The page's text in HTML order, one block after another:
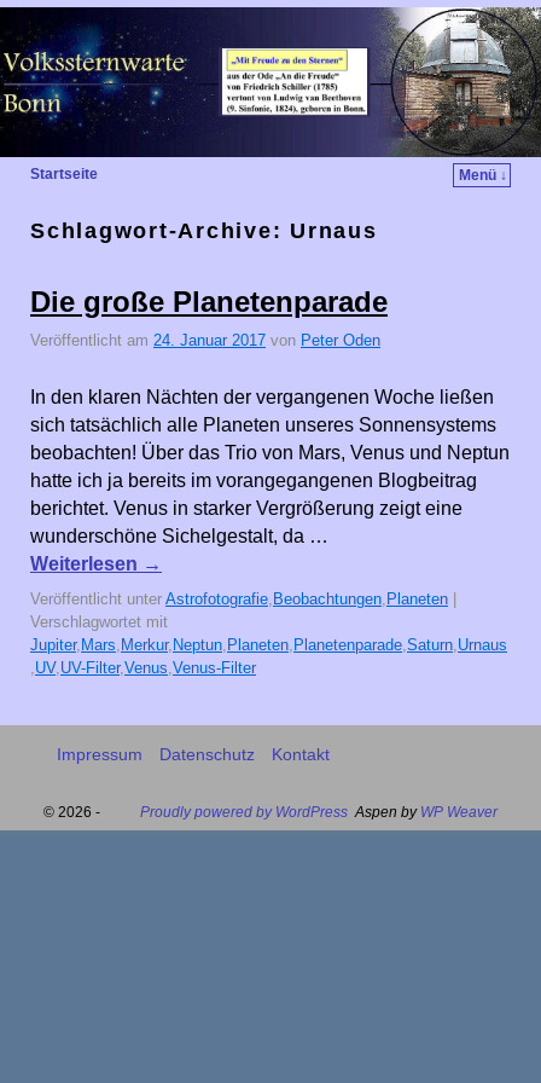
Startseite Menü ↓
Schlagwort-Archive: Urnaus
Die große Planetenparade
Veröffentlicht am 24. Januar 2017 von Peter Oden
In den klaren Nächten der vergangenen Woche ließen
sich tatsächlich alle Planeten unseres Sonnensystems
beobachten! Über das Trio von Mars, Venus und Neptun
hatte ich ja bereits im vorangegangenen Blogbeitrag
berichtet. Venus in starker Vergrößerung zeigt eine
wunderschöne Sichelgestalt, da …
Weiterlesen →
Veröffentlicht unter Astrofotografie, Beobachtungen, Planeten
Verschlagwortet mit
Jupiter, Mars, Merkur, Neptun, Planeten, Planetenparade,Saturn,Urnaus
,UV,UV-Filter,Venus,Venus-Filter
Impressum Datenschutz Kontakt
© 2026 - Proudly powered by WordPress Aspen by WP Weaver